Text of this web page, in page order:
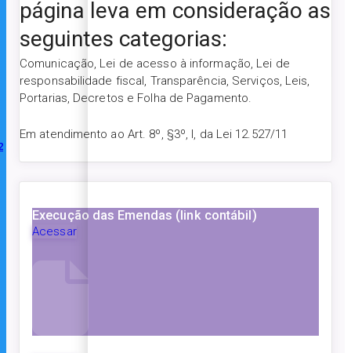
página leva em consideração as
seguintes categorias:
Comunicação, Lei de acesso à informação, Lei de
responsabilidade fiscal, Transparência, Serviços, Leis,
Portarias, Decretos e Folha de Pagamento.
Em atendimento ao Art. 8º, §3º, I, da Lei 12.527/11
Execução das Emendas (link contábil)
Acessar